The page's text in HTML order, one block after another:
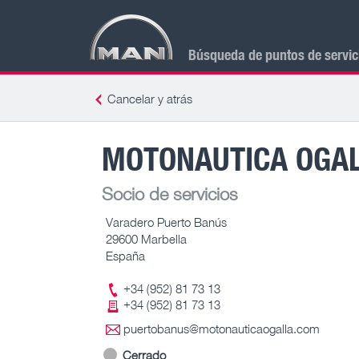
Búsqueda de puntos de
Cancelar y atrás
MOTONAUTICA
Socio de servicios
Varadero Puerto Banús
29600 Marbella
España
+34 (952) 81 73 13
+34 (952) 81 73 13
puertobanus@motonauticaogalla.com
Cerrado